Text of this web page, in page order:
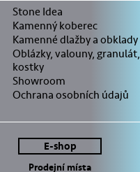
Stone Idea
Kamenný koberec
Kamenné dlažby a obklady
Oblázky, valouny, granulát,
kostky
Showroom
Ochrana osobních údajů
E-shop
Prodejní místa